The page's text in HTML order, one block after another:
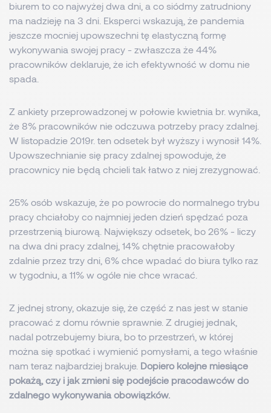
biurem to co najwyżej dwa dni, a co siódmy zatrudniony
ma nadzieję na 3 dni. Eksperci wskazują, że pandemia
jeszcze mocniej upowszechni tę elastyczną formę
wykonywania swojej pracy - zwłaszcza że 44%
pracowników deklaruje, że ich efektywność w domu nie
spada.
Z ankiety przeprowadzonej w połowie kwietnia br. wynika,
że 8% pracowników nie odczuwa potrzeby pracy zdalnej.
W listopadzie 2019r. ten odsetek był wyższy i wynosił 14%.
Upowszechnianie się pracy zdalnej spowoduje, że
pracownicy nie będą chcieli tak łatwo z niej zrezygnować.
25% osób wskazuje, że po powrocie do normalnego trybu
pracy chciałoby co najmniej jeden dzień spędzać poza
przestrzenią biurową. Największy odsetek, bo 26% - liczy
na dwa dni pracy zdalnej, 14% chętnie pracowałoby
zdalnie przez trzy dni, 6% chce wpadać do biura tylko raz
w tygodniu, a 11% w ogóle nie chce wracać.
Z jednej strony, okazuje się, że część z nas jest w stanie
pracować z domu równie sprawnie. Z drugiej jednak,
nadal potrzebujemy biura, bo to przestrzeń, w której
można się spotkać i wymienić pomysłami, a tego właśnie
nam teraz najbardziej brakuje. Dopiero kolejne miesiące
pokażą, czy i jak zmieni się podejście pracodawców do
zdalnego wykonywania obowiązków.